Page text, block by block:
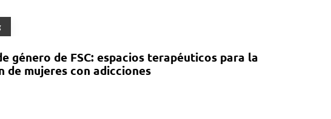
género de FSC: espacios terapéuticos para la
de mujeres con adicciones